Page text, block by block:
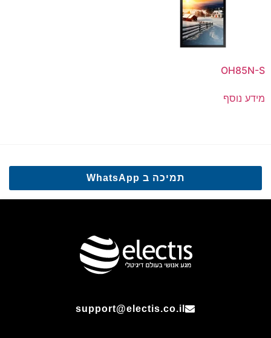
OH85N-S
מידע נוסף
תמיכה ב WhatsApp
support@electis.co.il